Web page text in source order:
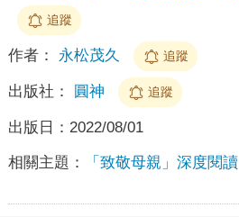
追蹤
作者： 永松茂久 追蹤
出版社： 圓神 追蹤
出版日： 2022/08/01
相關主題： 「致敬母親」深度閱讀